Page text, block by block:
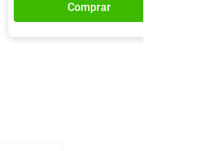
Comprar